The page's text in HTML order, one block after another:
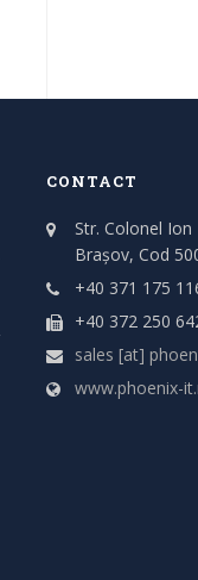
CONTACT
Str. Colonel
Brașov, Cod
+40 371 175
+40 372 250
sales [at]
www.phoenix-